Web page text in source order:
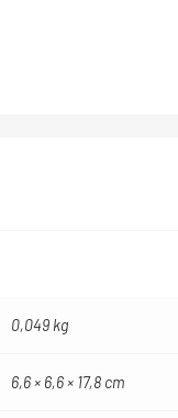
0,049 kg
6,6 × 6,6 × 17,8 cm